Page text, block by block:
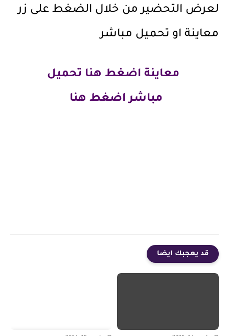
لعرض التحضير من خلال الضغط على زر
معاينة او تحميل مباشر
معاينة اضغط هنا تحميل
مباشر اضغط هنا
قد يعجبك ايضا